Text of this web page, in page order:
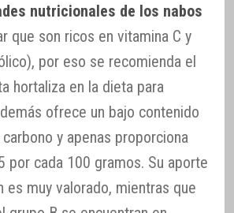
nutricionales de los nabos
que son ricos en vitamina C y
por eso se recomienda el
hortaliza en la dieta para
ofrece un bajo contenido
y apenas proporciona
por cada 100 gramos. Su aporte
es muy valorado, mientras que